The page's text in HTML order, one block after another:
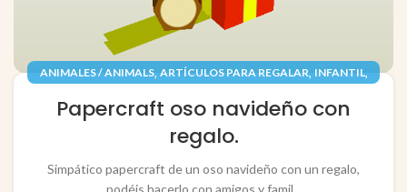
ANIMALES / ANIMALS, ARTÍCULOS PARA REGALAR, INFANTIL,
RECORTABLES PAPERCRAFT
Papercraft oso navideño con
regalo.
Simpático papercraft de un oso navideño con un regalo,